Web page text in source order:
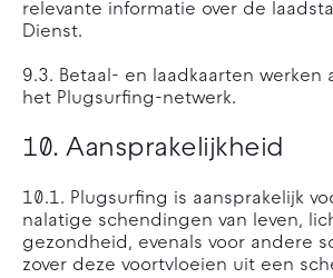
relevante informatie over de
Dienst.
9.3. Betaal- en laadkaarten werken
het Plugsurfing-netwerk.
10. Aansprakelijkheid
10.1. Plugsurfing is aansprakelijk
nalatige schendingen van leven,
gezondheid, evenals voor andere
zover deze voortvloeien uit een